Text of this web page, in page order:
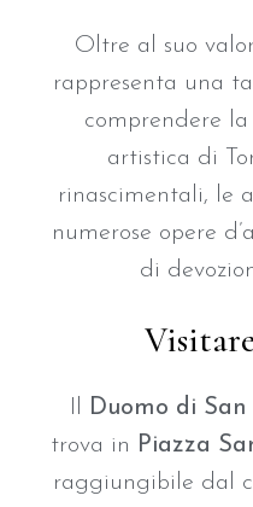
Oltre al suo
rappresenta una
comprendere la
artistica di
rinascimentali, le
numerose opere
di
Il Duomo di
trova in Piazza
raggiungibile dal